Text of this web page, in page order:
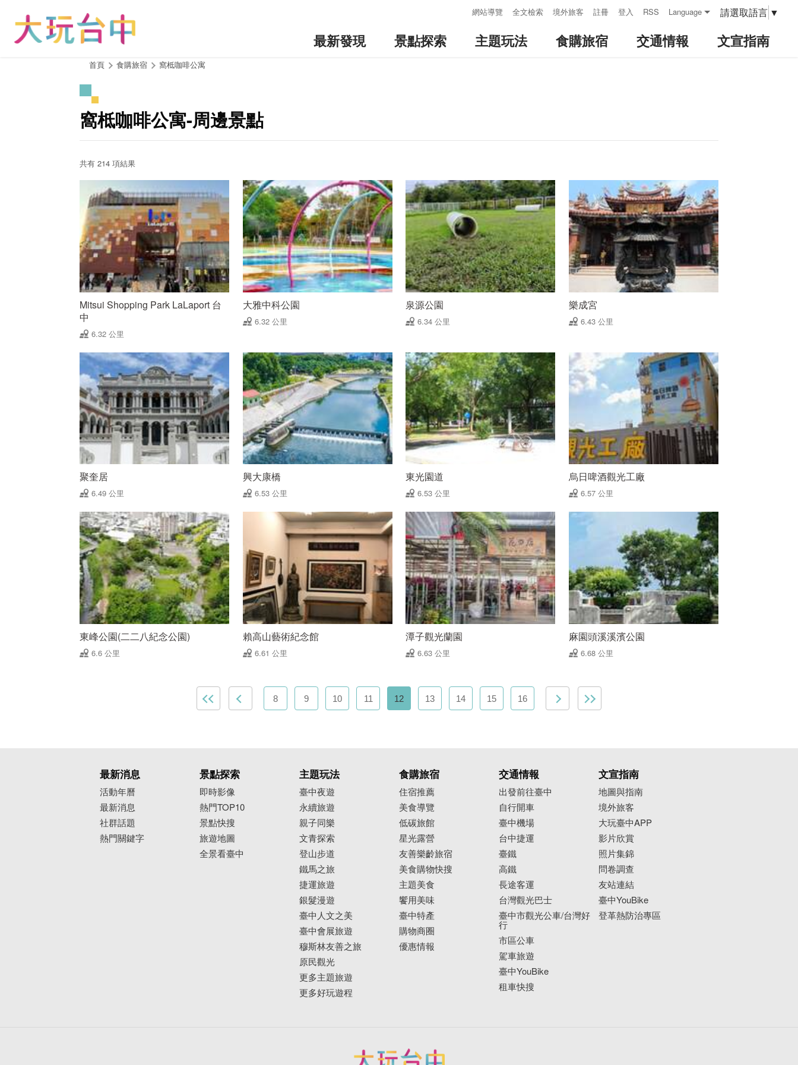
網站導覽 全文檢索 境外旅客 註冊 登入 RSS Language 請選取語言 ▼
最新發現 景點探索 主題玩法 食購旅宿 交通情報 文宣指南
首頁 食購旅宿 窩柢咖啡公寓
窩柢咖啡公寓-周邊景點
共有 214 項結果
Mitsui Shopping Park LaLaport 台
中
6.32 公里
大雅中科公園
6.32 公里
泉源公園
6.34 公里
樂成宮
6.43 公里
聚奎居
6.49 公里
興大康橋
6.53 公里
東光園道
6.53 公里
烏日啤酒觀光工廠
6.57 公里
東峰公園(二二八紀念公園)
6.6 公里
賴高山藝術紀念館
6.61 公里
潭子觀光蘭園
6.63 公里
麻園頭溪溪濱公園
6.68 公里
8 9 10 11 12 13 14 15 16
最新消息
活動年曆
最新消息
社群話題
熱門關鍵字
景點探索
即時影像
熱門TOP10
景點快搜
旅遊地圖
全景看臺中
主題玩法
臺中夜遊
永續旅遊
親子同樂
文青探索
登山步道
鐵馬之旅
捷運旅遊
銀髮漫遊
臺中人文之美
臺中會展旅遊
穆斯林友善之旅
原民觀光
更多主題旅遊
更多好玩遊程
食購旅宿
住宿推薦
美食導覽
低碳旅館
星光露營
友善樂齡旅宿
美食購物快搜
主題美食
饗用美味
臺中特產
購物商圈
優惠情報
交通情報
出發前往臺中
自行開車
臺中機場
台中捷運
臺鐵
高鐵
長途客運
台灣觀光巴士
臺中市觀光公車/台灣好
行
市區公車
駕車旅遊
臺中YouBike
租車快搜
文宣指南
地圖與指南
境外旅客
大玩臺中APP
影片欣賞
照片集錦
問卷調查
友站連結
臺中YouBike
登革熱防治專區